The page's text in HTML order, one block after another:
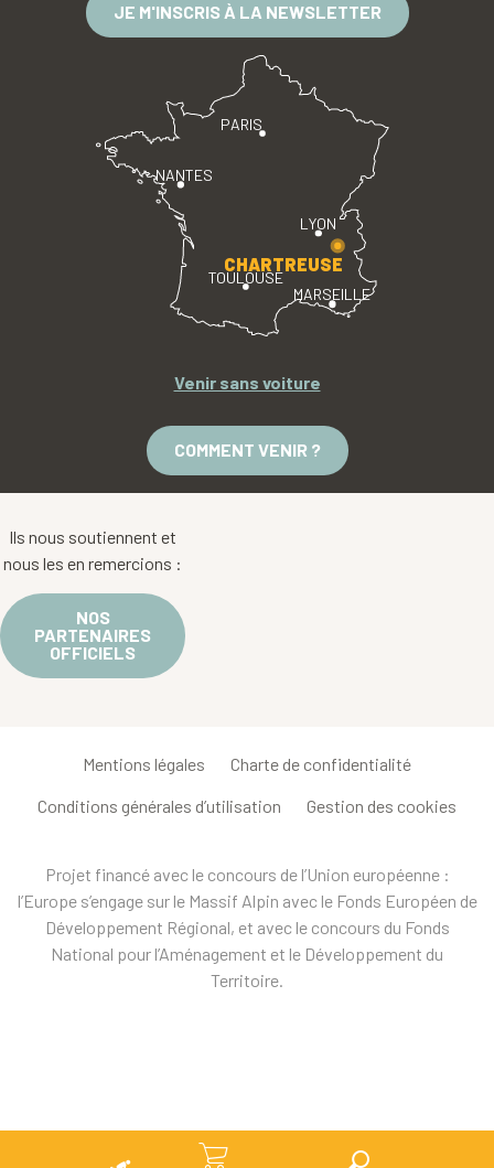
JE M'INSCRIS À LA NEWSLETTER
PARIS
LYON
TOULOUSE
MARSEILLE
NANTES
CHARTREUSE
Venir sans voiture
COMMENT VENIR ?
Ils nous soutiennent et
nous les en remercions :
NOS
PARTENAIRES
OFFICIELS
Mentions légales Charte de confidentialité
Conditions générales d’utilisation Gestion des cookies
Projet financé avec le concours de l’Union européenne :
l’Europe s’engage sur le Massif Alpin avec le Fonds Européen de
Développement Régional, et avec le concours du Fonds
National pour l’Aménagement et le Développement du
Territoire.